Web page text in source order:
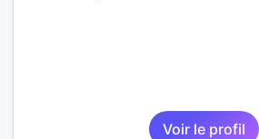
Voir le profil